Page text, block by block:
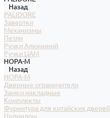
Назад
PALIDORE
Завертки
Механизмы
Петли
Ручки Алюминий
Ручки ЦАМ
НОРА-М
Назад
НОРА-М
Дверные ограничители
Замки накладные
Комплекты
Фурнитура для китайских дверей
Цилиндры